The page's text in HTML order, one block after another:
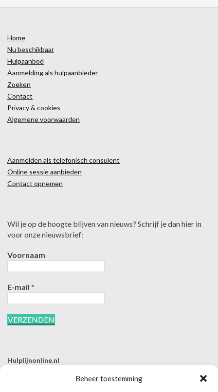
Beheer toestemming
Home
Nu beschikbaar
Hulpaanbod
Aanmelding als hulpaanbieder
Zoeken
Contact
Privacy & cookies
Algemene voorwaarden
Aanmelden als telefonisch consulent
Online sessie aanbieden
Contact opnemen
Wil je op de hoogte blijven van nieuws? Schrijf je dan hier in
voor onze nieuwsbrief:
Voornaam
E-mail *
Hulplijnonline.nl
E | info@hulplijnonline.nl